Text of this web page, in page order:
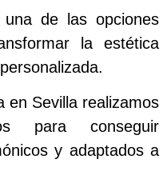
de las opciones
la estética
en Sevilla realizamos
para conseguir
y adaptados a